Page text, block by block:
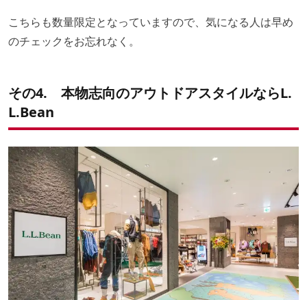
こちらも数量限定となっていますので、気になる人は早め
のチェックをお忘れなく。
その4. 本物志向のアウトドアスタイルならL.
L.Bean